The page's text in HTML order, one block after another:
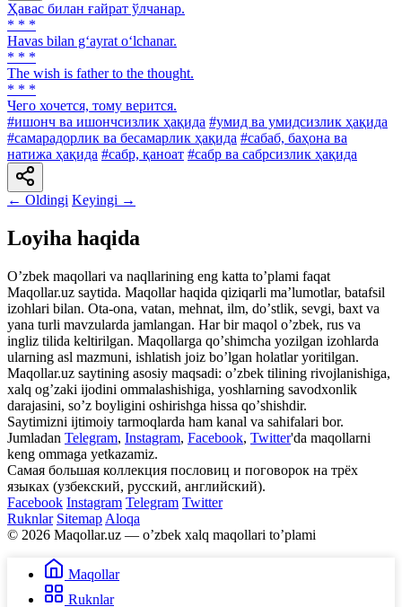
Ҳавас билан ғайрат ўлчанар.
* * *
Havas bilan g‘ayrat o‘lchanar.
* * *
The wish is father to the thought.
* * *
Чего хочется, тому верится.
#ишонч ва ишончсизлик ҳақида #умид ва умидсизлик ҳақида
#самарадорлик ва бесамарлик ҳақида #сабаб, баҳона ва
натижа ҳақида #сабр, қаноат #сабр ва сабрсизлик ҳақида
← Oldingi Keyingi →
Loyiha haqida
Oʼzbek maqollari va naqllarining eng katta toʼplami faqat
Maqollar.uz saytida. Maqollar haqida qiziqarli maʼlumotlar, batafsil
izohlari bilan. Ota-ona, vatan, mehnat, ilm, doʼstlik, sevgi, baxt va
yana turli mavzularda jamlangan. Har bir maqol oʼzbek, rus va
ingliz tilida keltirilgan. Maqollarga qoʼshimcha yozilgan izohlarda
ularning asl mazmuni, ishlatish joiz boʼlgan holatlar yoritilgan.
Maqollar.uz saytining asosiy maqsadi: oʼzbek tilining rivojlanishiga,
xalq ogʼzaki ijodini ommalashishiga, yoshlarning savodxonlik
darajasini, soʼz boyligini oshirishga hissa qoʼshishdir.
Saytimizni ijtimoiy tarmoqlarda ham kanal va sahifalari bor.
Jumladan Telegram, Instagram, Facebook, Twitter'da maqollarni
keng ommaga yetkazamiz.
Самая большая коллекция пословиц и поговорок на трёх
языках (узбекский, русский, английский).
Facebook Instagram Telegram Twitter
Ruknlar Sitemap Aloqa
© 2026 Maqollar.uz — oʼzbek xalq maqollari toʼplami
Maqollar
Ruknlar